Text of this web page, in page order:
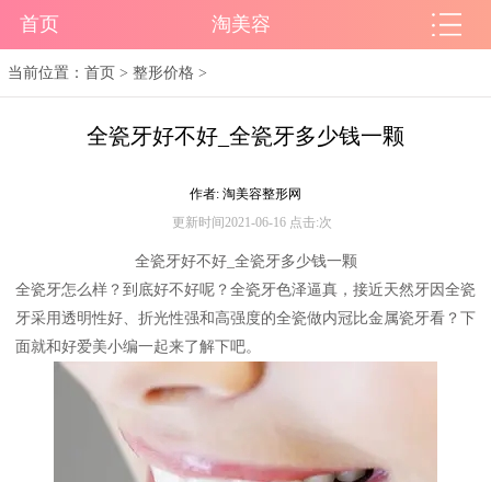
首页 淘美容
当前位置：首页 >整形价格 >
全瓷牙好不好_全瓷牙多少钱一颗
作者: 淘美容整形网
更新时间2021-06-16 点击:次
全瓷牙好不好_全瓷牙多少钱一颗
全瓷牙怎么样？到底好不好呢？全瓷牙色泽逼真，接近天然牙因全瓷
牙采用透明性好、折光性强和高强度的全瓷做内冠比金属瓷牙看？下
面就和好爱美小编一起来了解下吧。